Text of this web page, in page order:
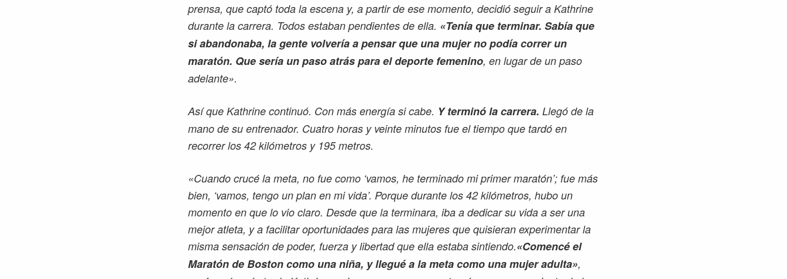
prensa, que captó toda la escena y, a partir de ese momento, decidió seguir a Kathrine
durante la carrera. Todos estaban pendientes de ella. «Tenía que terminar. Sabía que
si abandonaba, la gente volvería a pensar que una mujer no podía correr un
maratón. Que sería un paso atrás para el deporte femenino, en lugar de un paso
adelante».
Así que Kathrine continuó. Con más energía si cabe. Y terminó la carrera. Llegó de la
mano de su entrenador. Cuatro horas y veinte minutos fue el tiempo que tardó en
recorrer los 42 kilómetros y 195 metros.
«Cuando crucé la meta, no fue como ‘vamos, he terminado mi primer maratón’; fue más
bien, ‘vamos, tengo un plan en mi vida’. Porque durante los 42 kilómetros, hubo un
momento en que lo vio claro. Desde que la terminara, iba a dedicar su vida a ser una
mejor atleta, y a facilitar oportunidades para las mujeres que quisieran experimentar la
misma sensación de poder, fuerza y libertad que ella estaba sintiendo.«Comencé el
Maratón de Boston como una niña, y llegué a la meta como una mujer adulta»,